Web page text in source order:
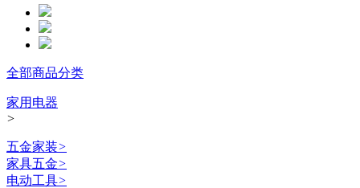
全部商品分类
家用电器
>
五金家装>
家具五金>
电动工具>